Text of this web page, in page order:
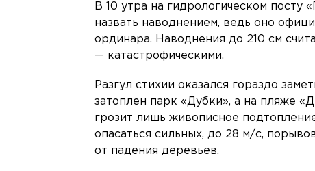
В 10 утра на гидрологическом посту
назвать наводнением, ведь оно
ординара. Наводнения до 210 см
— катастрофическими.
Разгул стихии оказался гораздо
затоплен парк «Дубки», а на пляже
грозит лишь живописное
опасаться сильных, до 28 м/с,
от падения деревьев.